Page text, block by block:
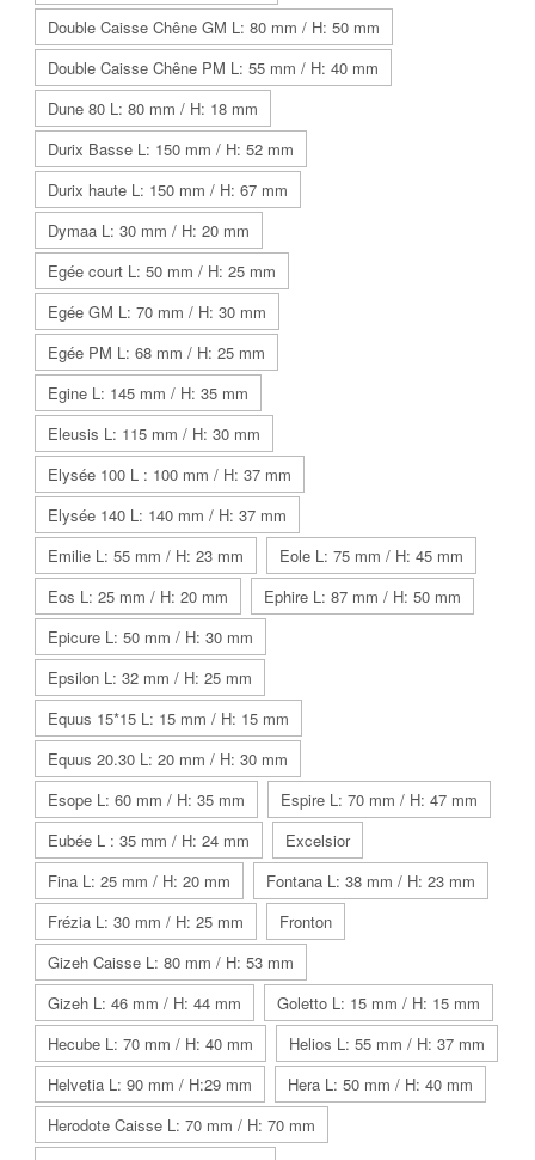
Double Caisse Chêne GM L: 80 mm / H: 50 mm
Double Caisse Chêne PM L: 55 mm / H: 40 mm
Dune 80 L: 80 mm / H: 18 mm
Durix Basse L: 150 mm / H: 52 mm
Durix haute L: 150 mm / H: 67 mm
Dymaa L: 30 mm / H: 20 mm
Egée court L: 50 mm / H: 25 mm
Egée GM L: 70 mm / H: 30 mm
Egée PM L: 68 mm / H: 25 mm
Egine L: 145 mm / H: 35 mm
Eleusis L: 115 mm / H: 30 mm
Elysée 100 L : 100 mm / H: 37 mm
Elysée 140 L: 140 mm / H: 37 mm
Emilie L: 55 mm / H: 23 mm
Eole L: 75 mm / H: 45 mm
Eos L: 25 mm / H: 20 mm
Ephire L: 87 mm / H: 50 mm
Epicure L: 50 mm / H: 30 mm
Epsilon L: 32 mm / H: 25 mm
Equus 15*15 L: 15 mm / H: 15 mm
Equus 20.30 L: 20 mm / H: 30 mm
Esope L: 60 mm / H: 35 mm
Espire L: 70 mm / H: 47 mm
Eubée L : 35 mm / H: 24 mm
Excelsior
Fina L: 25 mm / H: 20 mm
Fontana L: 38 mm / H: 23 mm
Frézia L: 30 mm / H: 25 mm
Fronton
Gizeh Caisse L: 80 mm / H: 53 mm
Gizeh L: 46 mm / H: 44 mm
Goletto L: 15 mm / H: 15 mm
Hecube L: 70 mm / H: 40 mm
Helios L: 55 mm / H: 37 mm
Helvetia L: 90 mm / H:29 mm
Hera L: 50 mm / H: 40 mm
Herodote Caisse L: 70 mm / H: 70 mm